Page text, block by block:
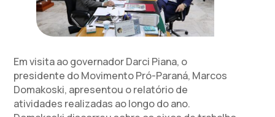
Em visita ao governador Darci Piana, o
presidente do Movimento Pró-Paraná, Marcos
Domakoski, apresentou o relatório de
atividades realizadas ao longo do ano.